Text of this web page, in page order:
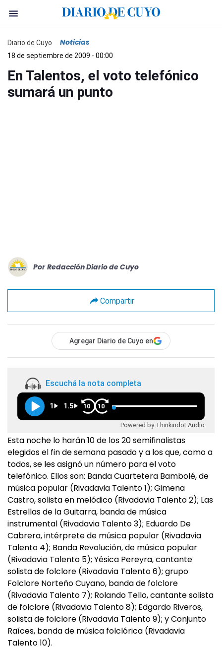
Diario de Cuyo Noticias
18 de septiembre de 2009 - 00:00
En Talentos, el voto telefónico
sumará un punto
Por Redacción Diario de Cuyo
Compartir
Agregar Diario de Cuyo en
Escuchá la nota completa
1 1.5 10 10
Powered by Thinkindot Audio
Esta noche lo harán 10 de los 20 semifinalistas
elegidos el fin de semana pasado y a los que, como a
todos, se les asignó un número para el voto
telefónico. Ellos son: Banda Cuartetera Bambolé, de
música popular (Rivadavia Talento 1); Gimena
Castro, solista en melódico (Rivadavia Talento 2); Las
Estrellas de la Guitarra, banda de música
instrumental (Rivadavia Talento 3); Eduardo De
Cabrera, intérprete de música popular (Rivadavia
Talento 4); Banda Revolución, de música popular
(Rivadavia Talento 5); Yésica Pereyra, cantante
solista de folclore (Rivadavia Talento 6); grupo
Folclore Norteño Cuyano, banda de folclore
(Rivadavia Talento 7); Rolando Tello, cantante solista
de folclore (Rivadavia Talento 8); Edgardo Riveros,
solista de folclore (Rivadavia Talento 9); y Conjunto
Raíces, banda de música folclórica (Rivadavia
Talento 10).